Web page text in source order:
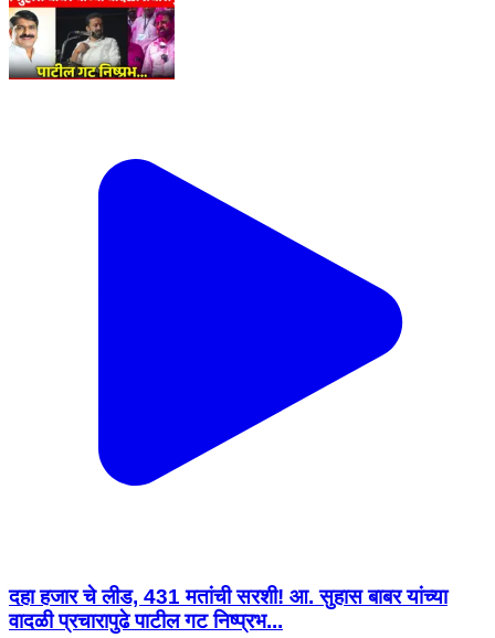
दहा हजार चे लीड, 431 मतांची सरशी! आ. सुहास बाबर यांच्या
वादळी प्रचारापुढे पाटील गट निष्प्रभ...